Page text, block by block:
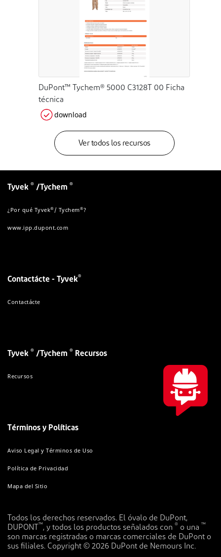
DuPont™ Tychem® 5000 C3128T 00 Ficha
técnica
download
Ver todos los recursos
Tyvek ® /Tychem ®
¿Por qué Tyvek®/ Tychem®?
www.ipp.dupont.com
Contactácte - Tyvek®
Contactácte
Tyvek ® /Tychem ® Recursos
Recursos
Términos y Políticas
Aviso Legal y Términos de Uso
Política de Privacidad
Mapa del Sitio
Todos los derechos reservados. El óvalo de DuPont,
DUPONT
™, y todos los productos señalados con ® o una ™
son marcas registradas o marcas comerciales de DuPont o
sus filiales. Copyright © 2026 DuPont de Nemours Inc.